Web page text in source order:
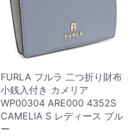
FURLA フルラ 二つ折り財布
小銭入付き カメリア
WP00304 ARE000 4352S
CAMELIA S レディース ブル
ー